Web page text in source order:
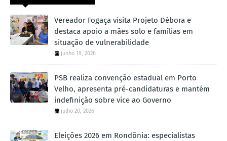
Vereador Fogaça visita Projeto Débora e
destaca apoio a mães solo e famílias em
situação de vulnerabilidade
junho 19, 2026
PSB realiza convenção estadual em Porto
Velho, apresenta pré-candidaturas e mantém
indefinição sobre vice ao Governo
julho 20, 2026
Eleições 2026 em Rondônia: especialistas